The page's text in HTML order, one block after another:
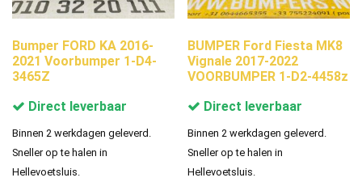
Bumper FORD KA 2016-
2021 Voorbumper 1-D4-
3465Z
Direct leverbaar
Binnen 2 werkdagen geleverd.
Sneller op te halen in
Hellevoetsluis.
BUMPER Ford Fiesta MK8
Vignale 2017-2022
VOORBUMPER 1-D2-4458z
Direct leverbaar
Binnen 2 werkdagen geleverd.
Sneller op te halen in
Hellevoetsluis.